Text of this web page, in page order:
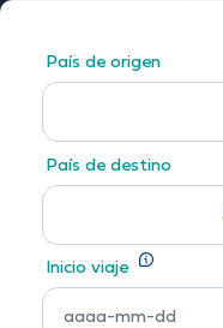
País de origen
País de destino
Inicio viaje